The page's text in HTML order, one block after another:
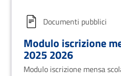
Documenti pubblici
Modulo iscrizione
2025 2026
Modulo iscrizione mensa